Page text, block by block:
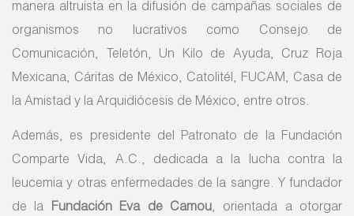
manera altruista en la difusión de campañas sociales de
organismos no lucrativos como Consejo de
Comunicación, Teletón, Un Kilo de Ayuda, Cruz Roja
Mexicana, Cáritas de México, Catolitél, FUCAM, Casa de
la Amistad y la Arquidiócesis de México, entre otros.
Además, es presidente del Patronato de la Fundación
Comparte Vida, A.C., dedicada a la lucha contra la
leucemia y otras enfermedades de la sangre. Y fundador
de la Fundación Eva de Camou, orientada a otorgar